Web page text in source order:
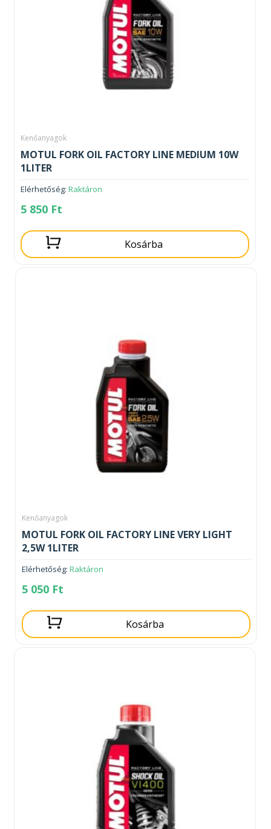
Kenőanyagok
MOTUL FORK OIL FACTORY LINE MEDIUM 10W
1LITER
Elérhetőség: Raktáron
5 850 Ft
Kosárba
Kenőanyagok
MOTUL FORK OIL FACTORY LINE VERY LIGHT
2,5W 1LITER
Elérhetőség: Raktáron
5 050 Ft
Kosárba